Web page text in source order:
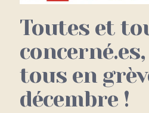
Toutes et
tous en
décembre !